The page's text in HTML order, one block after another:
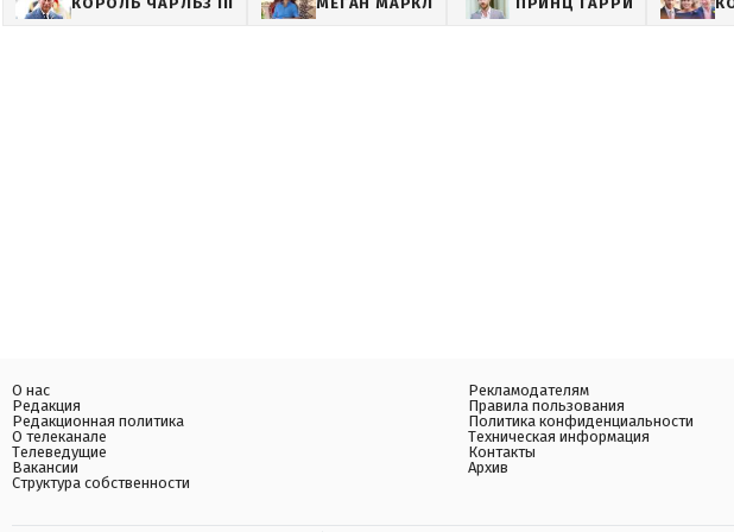
О нас
Редакция
Редакционная политика
О телеканале
Телеведущие
Вакансии
Структура собственности
Рекламодателям
Правила пользования
Политика конфиденциальности
Техническая информация
Контакты
Архив